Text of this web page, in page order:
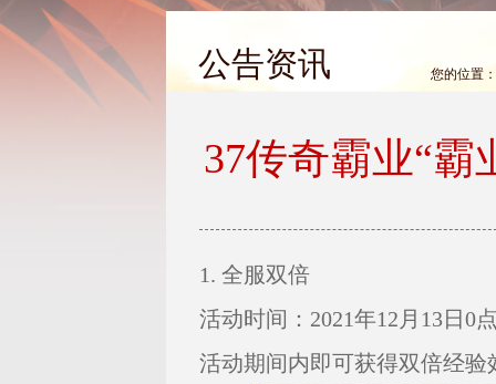
火爆开启
打金1116服 打金
公告资讯 您的位置：
37传奇霸业“
1. 全服双倍
活动时间：2021年12月13日0
活动期间内即可获得双倍经